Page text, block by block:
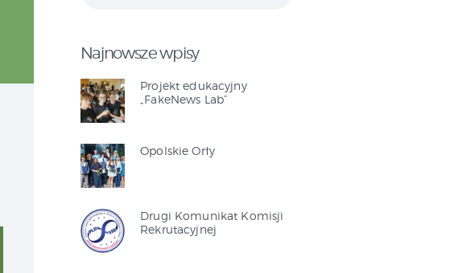
Najnowsze wpisy
Projekt edukacyjny
„FakeNews Lab”
Opolskie Orły
Drugi Komunikat Komisji
Rekrutacyjnej